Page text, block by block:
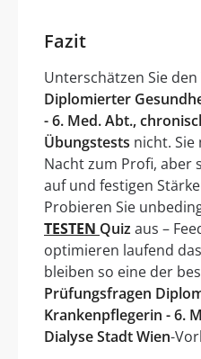
Fazit
Unterschätzen Sie
Diplomierter
- 6. Med. Abt.,
Übungstests nicht. Sie
Nacht zum Profi, aber
auf und festigen
Probieren Sie
TESTEN Quiz aus –
optimieren laufend
bleiben so eine der
Prüfungsfragen
Krankenpflegerin - 6.
Dialyse Stadt Wien-